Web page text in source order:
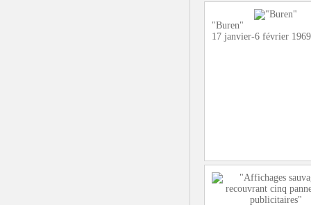
"Buren"
17 janvier-6 février 1969